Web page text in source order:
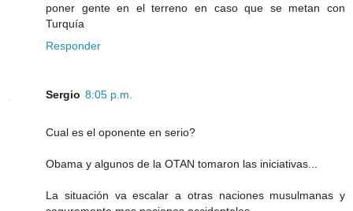
poner gente en el terreno en caso que se metan con
Turquía
Responder
Sergio 8:05 p.m.
Cual es el oponente en serio?
Obama y algunos de la OTAN tomaron las iniciativas...
La situación va escalar a otras naciones musulmanas y